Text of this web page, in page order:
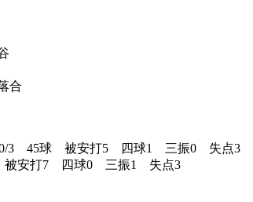
合
0/3 45球 被安打5 四球1 三振0 失点3
安打7 四球0 三振1 失点3